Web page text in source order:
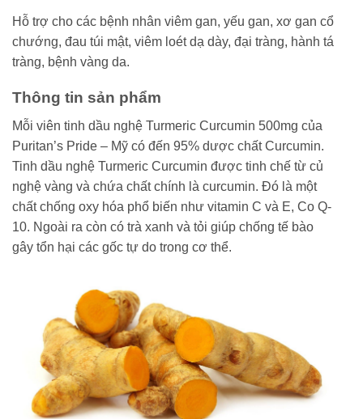
Hỗ trợ cho các bệnh nhân viêm gan, yếu gan, xơ gan cổ
chướng, đau túi mật, viêm loét dạ dày, đại tràng, hành tá
tràng, bệnh vàng da.
Thông tin sản phẩm
Mỗi viên tinh dầu nghệ Turmeric Curcumin 500mg của
Puritan’s Pride – Mỹ có đến 95% dược chất Curcumin.
Tinh dầu nghệ Turmeric Curcumin được tinh chế từ củ
nghệ vàng và chứa chất chính là curcumin. Đó là một
chất chống oxy hóa phổ biến như vitamin C và E, Co Q-
10. Ngoài ra còn có trà xanh và tỏi giúp chống tế bào
gây tổn hại các gốc tự do trong cơ thể.